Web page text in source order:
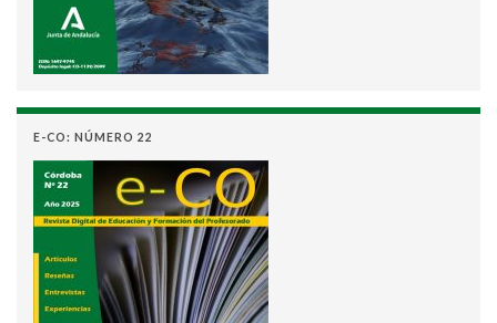
E-CO: NÚMERO 22